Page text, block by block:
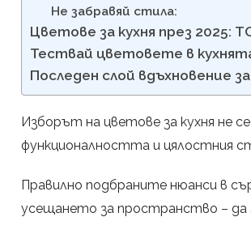
Не забравяй стила:
Цветове за кухня през 2025:
Тествай цветовете в
Последен слой вдъхновение
Изборът на цветове за кухня не
функционалността и цялостния
Правилно подбраните нюанси в
усещането за пространство – да